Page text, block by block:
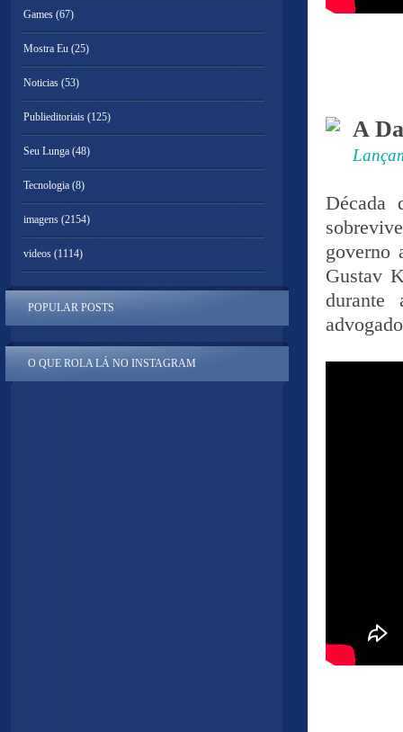
A
Década
governo
Gustav
Games (67)
Mostra Eu (25)
Noticias (53)
Publieditoriais (125)
Seu Lunga (48)
Tecnologia (8)
imagens (2154)
videos (1114)
POPULAR POSTS
O QUE ROLA LÁ NO INSTAGRAM